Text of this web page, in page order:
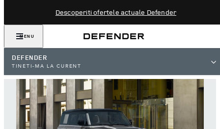
Descoperiti ofertele actuale Defender
MENU
DEFENDER
TINETI-MA LA CURENT